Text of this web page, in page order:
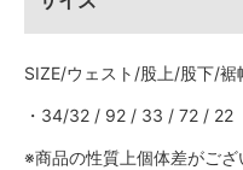
SIZE/ウェスト/股上/股下/裾
・34/32 / 92 / 33 / 72 / 22
※商品の性質上個体差がござ